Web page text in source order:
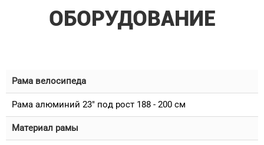
ОБОРУДОВАНИЕ
Рама велосипеда
Рама алюминий 23" под рост 188 - 200 см
Материал рамы